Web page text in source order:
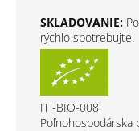
SKLADOVANIE:
rýchlo spotrebujte.
IT -BIO-008
Poľnohospodárska